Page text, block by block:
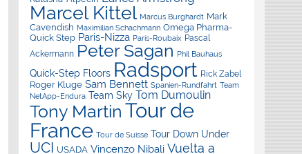
Marcel Kittel Marcus Burghardt Mark
Cavendish Maximilian Schachmann Omega Pharma-
Quick Step Paris-Nizza Paris-Roubaix Pascal
Ackermann Peter Sagan Phil Bauhaus
Quick-Step Floors Radsport Rick Zabel
Roger Kluge Sam Bennett Spanien-Rundfahrt Team
NetApp-Endura Team Sky Tom Dumoulin
Tony Martin Tour de
France Tour de Suisse Tour Down Under
UCI USADA Vincenzo Nibali Vuelta a